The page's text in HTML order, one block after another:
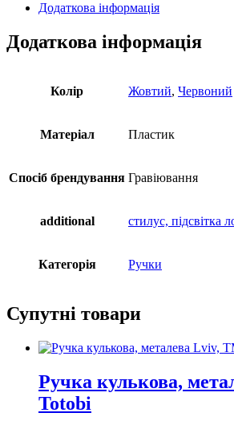
стилусом
кількість
Додаткова інформація
Додаткова інформація
Колір Жовтий, Червоний
Матеріал Пластик
Спосіб брендування Гравіювання
additional стилус, підсвітка
Категорія Ручки
Супутні товари
Ручка кулькова,
Totobi